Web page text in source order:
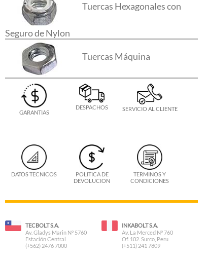
Tuercas Hexagonales con
Seguro de Nylon
Tuercas Máquina
GARANTIAS
DESPACHOS SERVICIO AL CLIENTE
DATOS TECNICOS
POLITICA DE
DEVOLUCION
TERMINOS Y
CONDICIONES
TECBOLT S.A.
Av. Gladys Marin N° 5760
Estación Central
(+562) 2476 7000
INKABOLT S.A.
Av. La Merced N° 760
Of. 102. Surco, Peru
(+511) 241 7809